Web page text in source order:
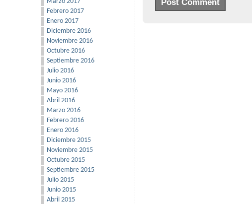
Febrero 2017
Enero 2017
Diciembre 2016
Noviembre 2016
Octubre 2016
Septiembre 2016
Julio 2016
Junio 2016
Mayo 2016
Abril 2016
Marzo 2016
Febrero 2016
Enero 2016
Diciembre 2015
Noviembre 2015
Octubre 2015
Septiembre 2015
Julio 2015
Junio 2015
Abril 2015